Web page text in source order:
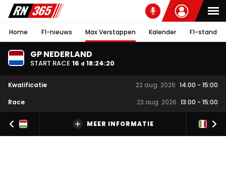
Home F1-nieuws Max Verstappen Kalender F1-stand
GP NEDERLAND
START RACE 16 d 18:24:19
Kwalificatie 22 aug. 2026 14:00 - 15:00
Race
23 aug. 2026 13:00 - 15:00
MEER INFORMATIE